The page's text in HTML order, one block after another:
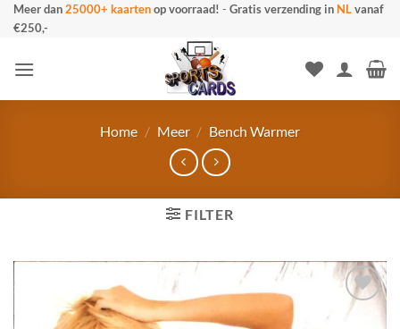
Ga
naar
Meer dan25000+ kaartenop voorraad! - Gratis verzending in NLvanaf
€250,-
Home / Meer / Bench Warmer
FILTER